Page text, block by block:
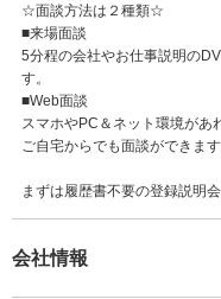
☆面談方法は２種類☆
■来場面談
5分程の会社やお仕事説明の
す。
■Web面談
スマホやPC＆ネット環境があ
ご自宅からでも面談ができます
まずは履歴書不要の登録説明
会社情報